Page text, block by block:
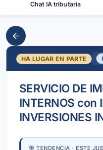
Chat IA tributaria
HA LUGAR EN PARTE
SERVICIO DE
INTERNOS con
INVERSIONES
🎯 TENDENCIA · ESTE